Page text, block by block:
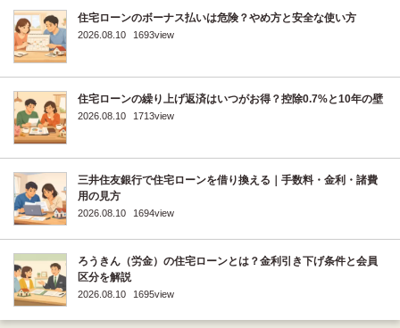
住宅ローンのボーナス払いは危険？やめ方と安全な使い方
2026.08.10 1693view
住宅ローンの繰り上げ返済はいつがお得？控除0.7%と10年の壁
2026.08.10 1713view
三井住友銀行で住宅ローンを借り換える｜手数料・金利・諸費
用の見方
2026.08.10 1694view
ろうきん（労金）の住宅ローンとは？金利引き下げ条件と会員
区分を解説
2026.08.10 1695view